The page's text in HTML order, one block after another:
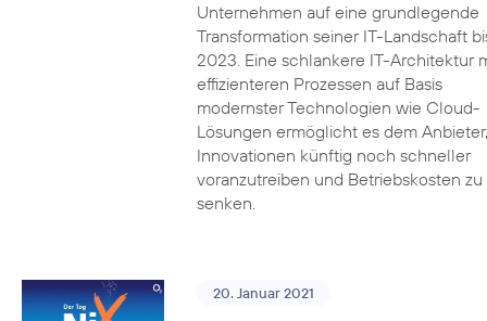
Unternehmen auf eine grundlegende
Transformation seiner IT-Landschaft
2023. Eine schlankere IT-Architektur
effizienteren Prozessen auf Basis
modernster Technologien wie Cloud-
Lösungen ermöglicht es dem Anbieter,
Innovationen künftig noch schneller
voranzutreiben und Betriebskosten zu
senken.
20. Januar 2021